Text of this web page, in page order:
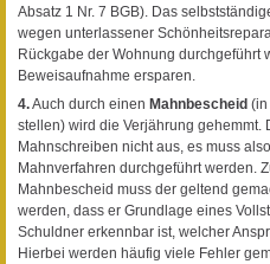
Absatz 1 Nr. 7 BGB). Das
wegen unterlassener
Rückgabe der Wohnung durchgeführt
Beweisaufnahme ersparen.
4.Auch durch einen Mahnbescheid (in
stellen) wird die Verjährung gehemmt.
Mahnschreiben nicht aus, es muss
Mahnverfahren durchgeführt werden.
Mahnbescheid muss der geltend
werden, dass er Grundlage eines
Schuldner erkennbar ist, welcher
Hierbei werden häufig viele Fehler